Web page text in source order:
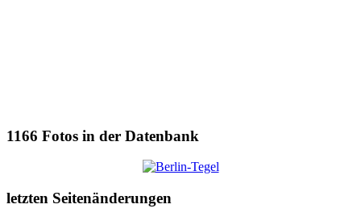
1166 Fotos in der Datenbank
letzten Seitenänderungen